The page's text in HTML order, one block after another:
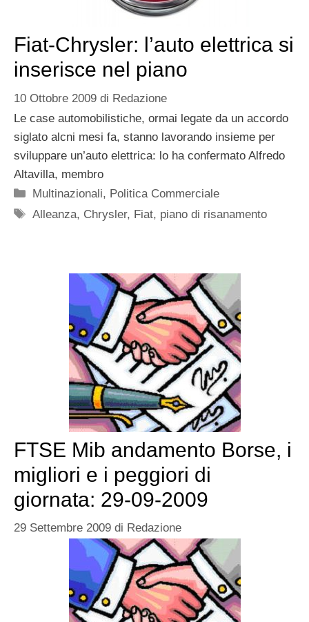
Fiat-Chrysler: l’auto elettrica si
inserisce nel piano
10 Ottobre 2009 di Redazione
Le case automobilistiche, ormai legate da un accordo
siglato alcni mesi fa, stanno lavorando insieme per
sviluppare un’auto elettrica: lo ha confermato Alfredo
Altavilla, membro
Categorie
Multinazionali, Politica Commerciale
Tag
Alleanza, Chrysler, Fiat, piano di risanamento
FTSE Mib andamento Borse, i
migliori e i peggiori di
giornata: 29-09-2009
29 Settembre 2009 di Redazione